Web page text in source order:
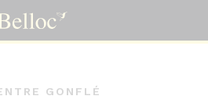
GONFLÉ